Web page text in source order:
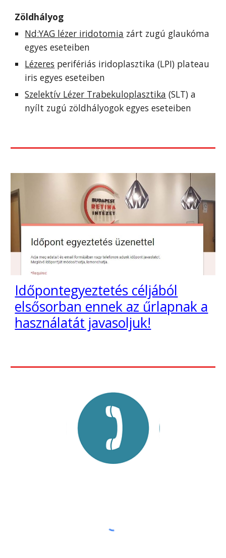
Zöldhályog
Nd:YAG lézer iridotomia zárt zugú glaukóma
egyes eseteiben
Lézeres perifériás iridoplasztika (LPI) plateau
iris egyes eseteiben
Szelektív Lézer Trabekuloplasztika (SLT) a
nyílt zugú zöldhályogok egyes eseteiben
Időpontegyeztetés céljából
elsősorban ennek az űrlapnak a
használatát javasoljuk!